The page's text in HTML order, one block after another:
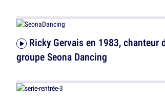
groupe Seona Dancing